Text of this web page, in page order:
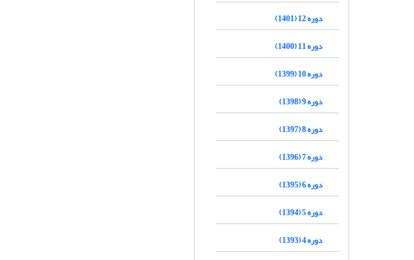
دوره 12 (1401)
دوره 11 (1400)
دوره 10 (1399)
دوره 9 (1398)
دوره 8 (1397)
دوره 7 (1396)
دوره 6 (1395)
دوره 5 (1394)
دوره 4 (1393)